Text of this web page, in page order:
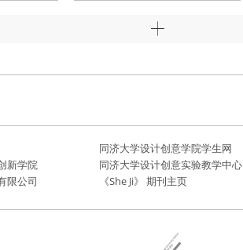
同济大学设计创意学院学生网
新学院
同济大学设计创意实验教学中心
限公司
《She Ji》 期刊主页